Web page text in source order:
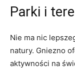
Parki i
Nie ma nic
natury. ⁢Gniezno⁤
aktywności na